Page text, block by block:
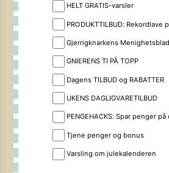
HELT GRATIS-varsler
PRODUKTTILBUD: Rekordlave
Gjerrigknarkens Menighetsblad
GNIERENS TI PÅ TOPP
Dagens TILBUD og RABATTER
UKENS DAGLIGVARETILBUD
PENGEHACKS: Spar penger
Tjene penger og bonus
Varsling om julekalenderen